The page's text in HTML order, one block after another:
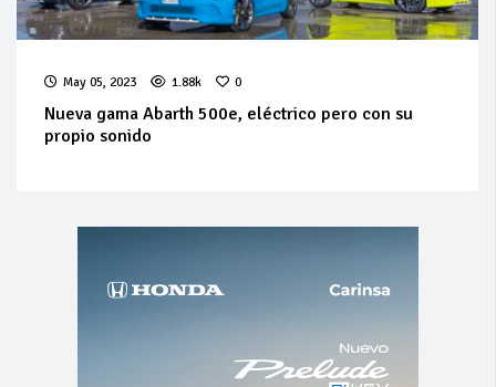
May 05, 2023 1.88k 0
Nueva gama Abarth 500e, eléctrico pero con su
propio sonido